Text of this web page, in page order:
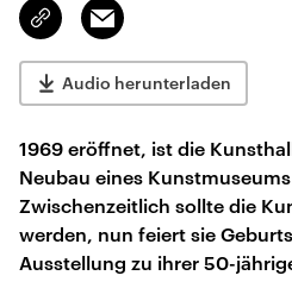
Link
kopieren/teilen
Email
Audio herunterladen
1969 eröffnet, ist die
Neubau eines
Zwischenzeitlich sollte die
werden, nun feiert sie
Ausstellung zu ihrer 50-